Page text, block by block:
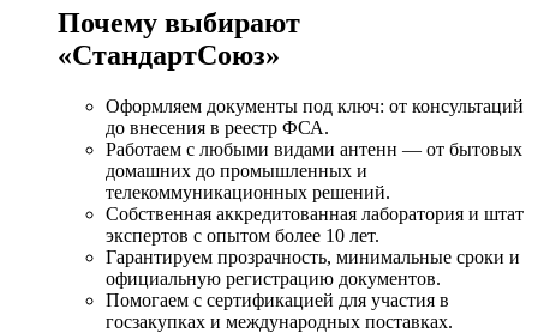
Почему выбирают
«СтандартСоюз»
Оформляем документы под ключ: от консультаций
до внесения в реестр ФСА.
Работаем с любыми видами антенн — от бытовых
домашних до промышленных и
телекоммуникационных решений.
Собственная аккредитованная лаборатория и штат
экспертов с опытом более 10 лет.
Гарантируем прозрачность, минимальные сроки и
официальную регистрацию документов.
Помогаем с сертификацией для участия в
госзакупках и международных поставках.